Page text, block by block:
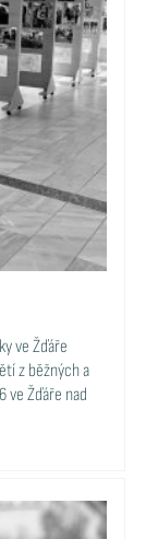
ve Žďáře
z běžných a
ve Žďáře nad